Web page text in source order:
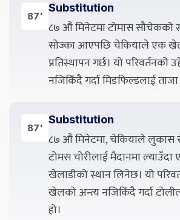
87'
Substitution
८७ औं मिनेटमा टोमास सौचेकको
सोज्का आएपछि चेकियाले एक
प्रतिस्थापन गर्छ। यो परिवर्तनको
नजिकिँदै गर्दा मिडफिल्डलाई
87'
Substitution
८७ औं मिनेटमा, चेकियाले लुकास
टोमस चोरीलाई मैदानमा
खेलाडीको स्थान लिनेछ। यो
खेलको अन्त्य नजिकिँदै गर्दा
हो।